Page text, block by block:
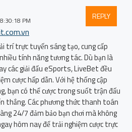
PM REPLY
trí trực tuyến sáng tạo, cung cấp
tính năng tương tác. Dù bạn là
các giải đấu eSports, LiveBet đều
cược hấp dẫn. Với hệ thống cập
bạn có thể cược trong suốt trận đấu
thắng. Các phương thức thanh toán
24/7 đảm bảo bạn chơi mà không
hôm nay để trải nghiệm cược trực